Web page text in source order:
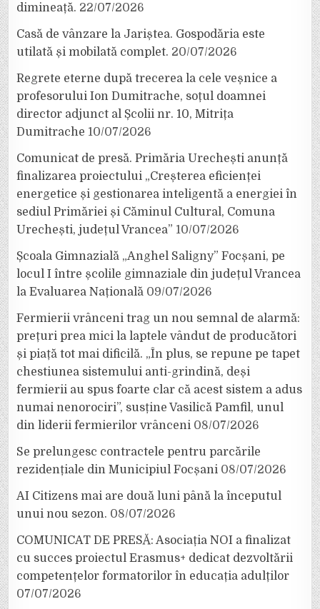
dimineață. 22/07/2026
Casă de vânzare la Jariștea. Gospodăria este
utilată și mobilată complet. 20/07/2026
Regrete eterne după trecerea la cele veșnice a
profesorului Ion Dumitrache, soțul doamnei
director adjunct al Școlii nr. 10, Mitrița
Dumitrache 10/07/2026
Comunicat de presă. Primăria Urechești anunță
finalizarea proiectului „Creșterea eficienței
energetice și gestionarea inteligentă a energiei în
sediul Primăriei și Căminul Cultural, Comuna
Urechești, județul Vrancea” 10/07/2026
Școala Gimnazială „Anghel Saligny” Focșani, pe
locul I între școlile gimnaziale din județul Vrancea
la Evaluarea Națională 09/07/2026
Fermierii vrânceni trag un nou semnal de alarmă:
prețuri prea mici la laptele vândut de producători
și piață tot mai dificilă. „În plus, se repune pe tapet
chestiunea sistemului anti-grindină, deși
fermierii au spus foarte clar că acest sistem a adus
numai nenorociri”, susține Vasilică Pamfil, unul
din liderii fermierilor vrânceni 08/07/2026
Se prelungesc contractele pentru parcările
rezidențiale din Municipiul Focșani 08/07/2026
AI Citizens mai are două luni până la începutul
unui nou sezon. 08/07/2026
COMUNICAT DE PRESĂ: Asociația NOI a finalizat
cu succes proiectul Erasmus+ dedicat dezvoltării
competențelor formatorilor în educația adulților
07/07/2026